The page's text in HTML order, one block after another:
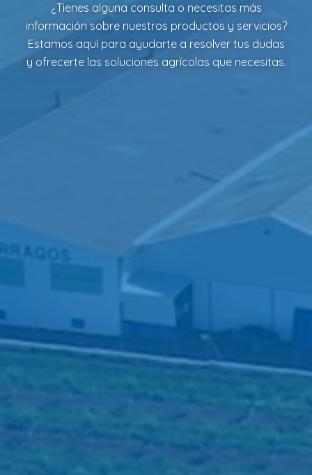
¿Tienes alguna consulta o necesitas más
información sobre nuestros productos y servicios?
Estamos aquí para ayudarte a resolver tus dudas
y ofrecerte las soluciones agrícolas que necesitas.